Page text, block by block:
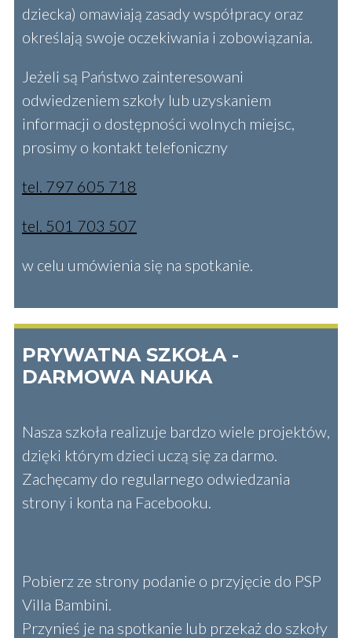
dziecka) omawiają zasady współpracy oraz
określają swoje oczekiwania i zobowiązania.
Jeżeli są Państwo zainteresowani
odwiedzeniem szkoły lub uzyskaniem
informacji o dostępności wolnych miejsc,
prosimy o kontakt telefoniczny
tel. 797 605 718
tel. 501 703 507
w celu umówienia się na spotkanie.
PRYWATNA SZKOŁA -
DARMOWA NAUKA
Nasza szkoła realizuje bardzo wiele projektów,
dzięki którym dzieci uczą się za darmo.
Zachęcamy do regularnego odwiedzania
strony i konta na Facebooku.
Pobierz ze strony podanie o przyjęcie do PSP
Villa Bambini.
Przynieś je na spotkanie lub przekaż do szkoły